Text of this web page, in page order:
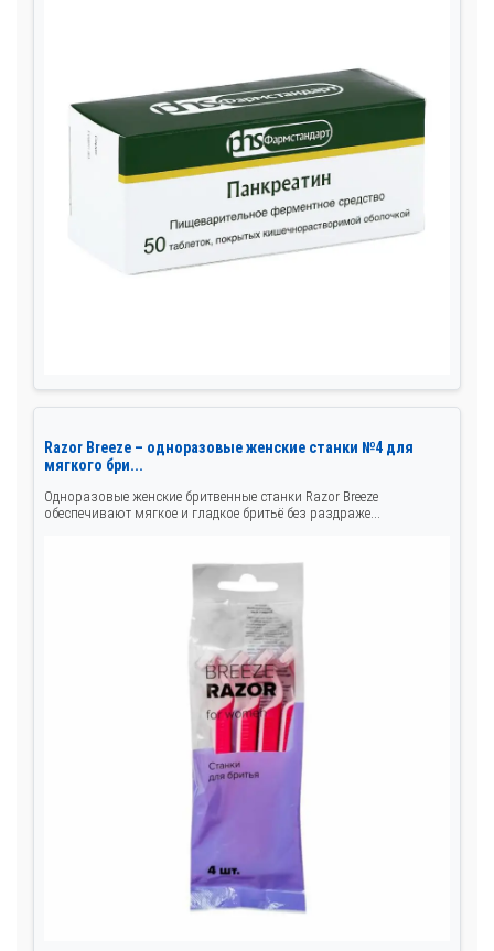
Razor Breeze – одноразовые женские станки №4 для
мягкого бри...
Одноразовые женские бритвенные станки Razor Breeze
обеспечивают мягкое и гладкое бритьё без раздраже...